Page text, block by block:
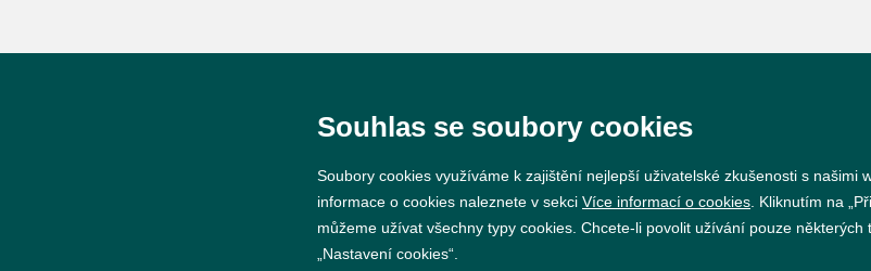
Souhlas se soubory cookies
Soubory cookies využíváme k zajištění nejlepší uživatelské zkušenosti s našimi
informace o cookies naleznete v sekci Více informací o cookies . Kliknutím na
můžeme užívat všechny typy cookies. Chcete-li povolit užívání pouze
„Nastavení cookies“.